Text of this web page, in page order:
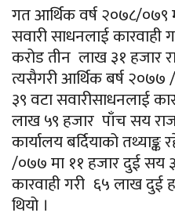
गत आर्थिकवर्ष२०७८/०७९
सवारी साधनलाई कारवाही
करोड तीन लाख ३१ हजार
त्यसैगरी आर्थिकबर्ष२०७७ /
३९ वटा सवारीसाधनलाई
लाख ५९ हजार पाँच सय
कार्यालय बर्दियाको
/०७७मा ११ हजार दुई सय
कारवाही गरी ६५ लाख दुई
थियो ।